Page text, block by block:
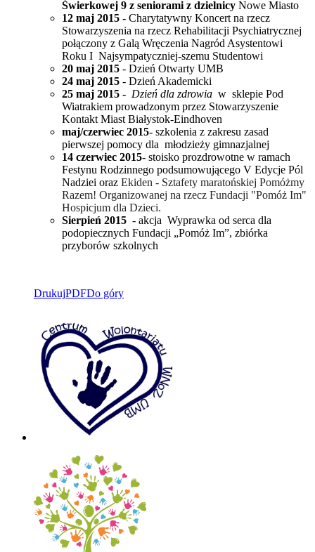
Świerkowej 9 z seniorami z dzielnicy Nowe Miasto
12 maj 2015 - Charytatywny Koncert na rzecz
Stowarzyszenia na rzecz Rehabilitacji Psychiatrycznej
połączony z Galą Wręczenia Nagród Asystentowi
Roku I Najsympatyczniej-szemu Studentowi
20 maj 2015 - Dzień Otwarty UMB
24 maj 2015 - Dzień Akademicki
25 maj 2015 - Dzień dla zdrowia w sklepie Pod
Wiatrakiem prowadzonym przez Stowarzyszenie
Kontakt Miast Białystok-Eindhoven
maj/czerwiec 2015- szkolenia z zakresu zasad
pierwszej pomocy dla młodzieży gimnazjalnej
14 czerwiec 2015- stoisko prozdrowotne w ramach
Festynu Rodzinnego podsumowującego V Edycje Pól
Nadziei oraz Ekiden - Sztafety maratońskiej Pomóżmy
Razem! Organizowanej na rzecz Fundacji "Pomóż Im"
Hospicjum dla Dzieci.
Sierpień 2015 - akcja Wyprawka od serca dla
podopiecznych Fundacji „Pomóż Im”, zbiórka
przyborów szkolnych
DrukujPDFDo góry